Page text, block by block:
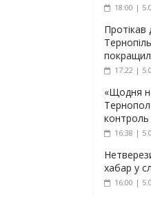
18:00 |
Протікав
17:22 |
«Щодня
контроль
16:38 |
хабар у
16:00 |